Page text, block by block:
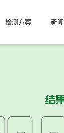
检测方案 新